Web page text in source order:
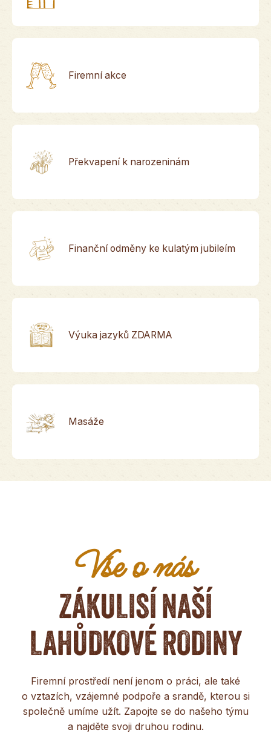
Firemní akce
Překvapení k narozeninám
Finanční odměny ke kulatým jubileím
Výuka jazyků ZDARMA
Masáže
Vše o nás
ZÁKULISÍ NAŠÍ
LAHŮDKOVÉ RODINY
Firemní prostředí není jenom o práci, ale také
o vztazích, vzájemné podpoře a srandě, kterou si
společně umíme užít. Zapojte se do našeho týmu
a najděte svoji druhou rodinu.